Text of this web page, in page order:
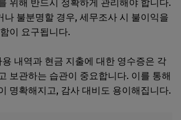
위해 반드시 정확하게 관리해야 합니다.
나 불분명할 경우, 세무조사 시 불이익을
이 요구됩니다.
내역과 현금 지출에 대한 영수증은 각
보관하는 습관이 중요합니다. 이를 통해
명확해지고, 감사 대비도 용이해집니다.